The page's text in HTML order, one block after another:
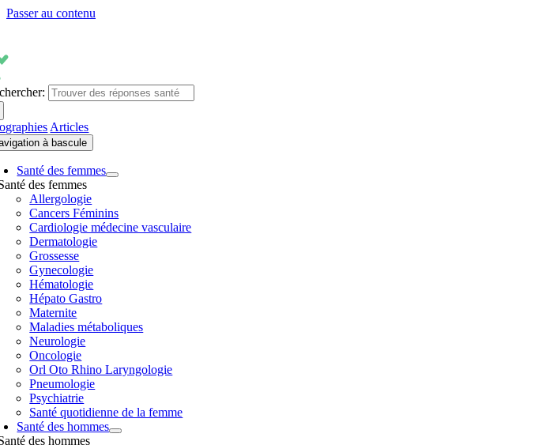
Passer au contenu
Articles
à bascule
Santé des femmes
des femmes
Allergologie
Cancers Féminins
Cardiologie médecine vasculaire
Dermatologie
Grossesse
Gynecologie
Hématologie
Hépato Gastro
Maternite
Maladies métaboliques
Neurologie
Oncologie
Orl Oto Rhino Laryngologie
Pneumologie
Psychiatrie
Santé quotidienne de la femme
Santé des hommes
des hommes